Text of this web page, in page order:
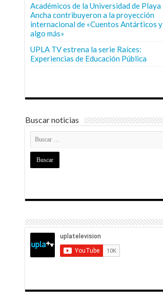
Académicos de la Universidad de Playa
Ancha contribuyeron a la proyección
internacional de «Cuentos Antárticos y
algo más»
UPLA TV estrena la serie Raíces:
Experiencias de Educación Pública
Buscar noticias